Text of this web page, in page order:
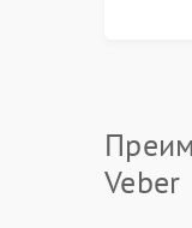
Veber